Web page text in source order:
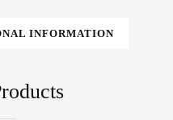
INFORMATION